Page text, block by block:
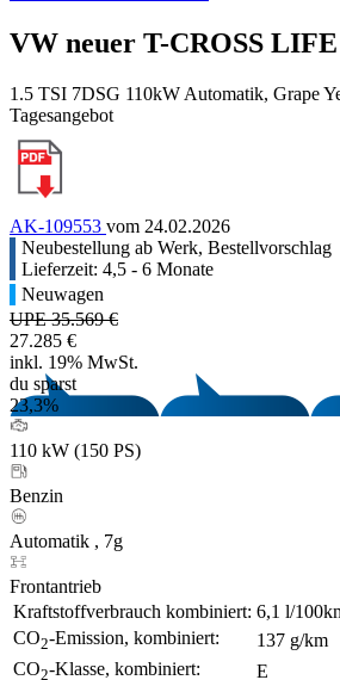
VW neuer T-CROSS
1.5 TSI 7DSG 110kW Automatik, Grape
Tagesangebot
AK-109553 vom 24.02.2026
Neubestellung ab Werk, Bestellvorschlag
Lieferzeit: 4,5 - 6 Monate
Neuwagen
UPE 35.569 €
27.285 €
inkl. 19% MwSt.
du sparst
23,3%
110 kW (150 PS)
Benzin
Automatik , 7g
Frontantrieb
Kraftstoffverbrauch kombiniert: 6,1 l/
CO2-Emission, kombiniert:
137 g/km
CO2-Klasse, kombiniert:
E